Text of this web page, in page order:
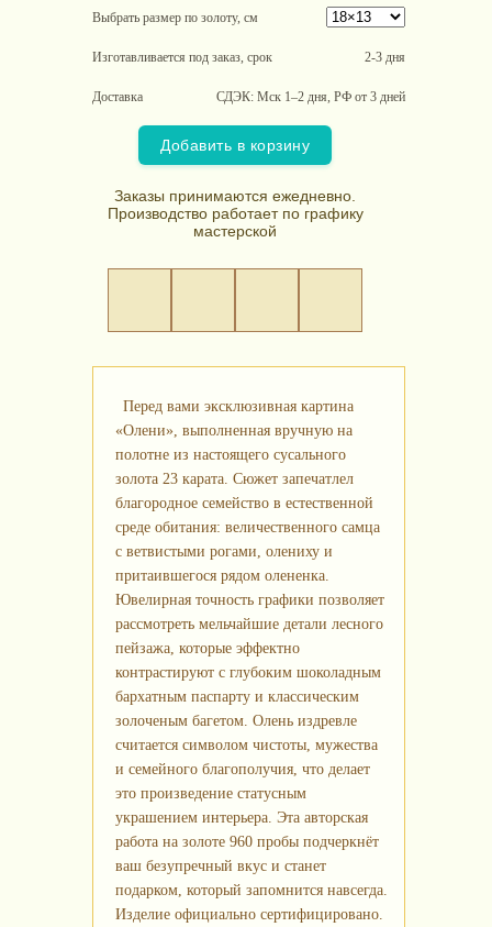
Выбрать размер по золоту, см
Изготавливается под заказ, срок 2-3 дня
Доставка СДЭК: Мск 1–2 дня, РФ от 3 дней
Добавить в корзину
Заказы принимаются ежедневно.
Производство работает по графику
мастерской
Перед вами эксклюзивная картина
«Олени», выполненная вручную на
полотне из настоящего сусального
золота 23 карата. Сюжет запечатлел
благородное семейство в естественной
среде обитания: величественного самца
с ветвистыми рогами, олениху и
притаившегося рядом олененка.
Ювелирная точность графики позволяет
рассмотреть мельчайшие детали лесного
пейзажа, которые эффектно
контрастируют с глубоким шоколадным
бархатным паспарту и классическим
золоченым багетом. Олень издревле
считается символом чистоты, мужества
и семейного благополучия, что делает
это произведение статусным
украшением интерьера. Эта авторская
работа на золоте 960 пробы подчеркнёт
ваш безупречный вкус и станет
подарком, который запомнится навсегда.
Изделие официально сертифицировано.